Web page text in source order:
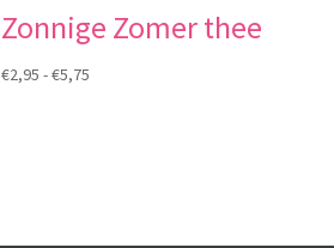
Zonnige Zomer thee
€2,95 -€5,75